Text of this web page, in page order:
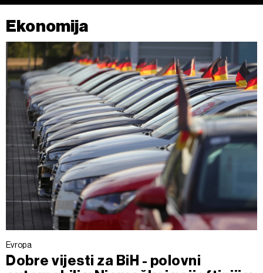
Ekonomija
Evropa
Dobre vijesti za BiH - polovni